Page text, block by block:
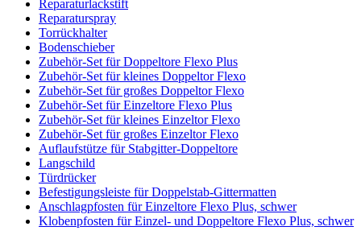
Reparaturlackstift
Reparaturspray
Torrückhalter
Bodenschieber
Zubehör-Set für Doppeltore Flexo Plus
Zubehör-Set für kleines Doppeltor Flexo
Zubehör-Set für großes Doppeltor Flexo
Zubehör-Set für Einzeltore Flexo Plus
Zubehör-Set für kleines Einzeltor Flexo
Zubehör-Set für großes Einzeltor Flexo
Auflaufstütze für Stabgitter-Doppeltore
Langschild
Türdrücker
Befestigungsleiste für Doppelstab-Gittermatten
Anschlagpfosten für Einzeltore Flexo Plus, schwer
Klobenpfosten für Einzel- und Doppeltore Flexo Plus, schwer